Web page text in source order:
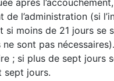
après
l’administration (si
moins de 21 jours se
sont pas
; si plus de sept jours
sept jours.